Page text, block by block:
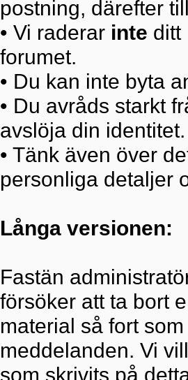
postning, därefter
• Vi raderar inte ditt
forumet.
• Du kan inte byta
• Du avråds starkt
avslöja din identitet.
• Tänk även över
personliga detaljer
Långa versionen:
Fastän
försöker att ta bort
material så fort
meddelanden. Vi
som skrivits på